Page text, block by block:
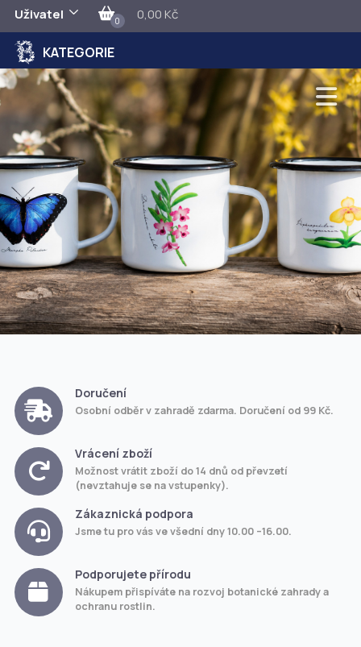
Uživatel 0 0,00 Kč
KATEGORIE
Doručení
Osobní odběr v zahradě zdarma. Doručení od 99 Kč.
Vrácení zboží
Možnost vrátit zboží do 14 dnů od převzetí
(nevztahuje se na vstupenky).
Zákaznická podpora
Jsme tu pro vás ve všední dny 10.00 –16.00.
Podporujete přírodu
Nákupem přispíváte na rozvoj botanické zahrady a
ochranu rostlin.